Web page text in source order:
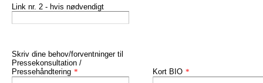
Link nr. 2 - hvis nødvendigt
Skriv dine behov/forventninger til
Pressekonsultation /
Pressehåndtering * Kort BIO *